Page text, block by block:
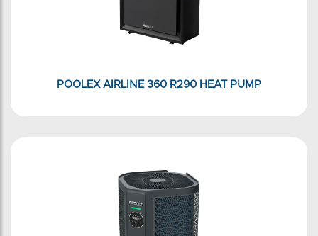
POOLEX AIRLINE 360 R290 HEAT PUMP